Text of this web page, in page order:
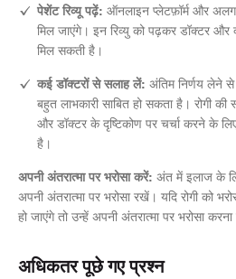
पेशेंट रिव्यू पढ़ें: ऑनलाइन प्लेटफ़ॉर्म और
मिल जाएंगे। इन रिव्यु को पढ़कर डॉक्टर और
मिल सकती है।
कई डॉक्टरों से सलाह लें: अंतिम निर्णय लेने
बहुत लाभकारी साबित हो सकता है। रोगी की
और डॉक्टर के दृष्टिकोण पर चर्चा करने के
है।
अपनी अंतरात्मा पर भरोसा करें: अंत में इलाज के
अपनी अंतरात्मा पर भरोसा रखें। यदि रोगी को
हो जाएंगे तो उन्हें अपनी अंतरात्मा पर भरोसा करना
अधिकतर पूछे गए प्रश्न